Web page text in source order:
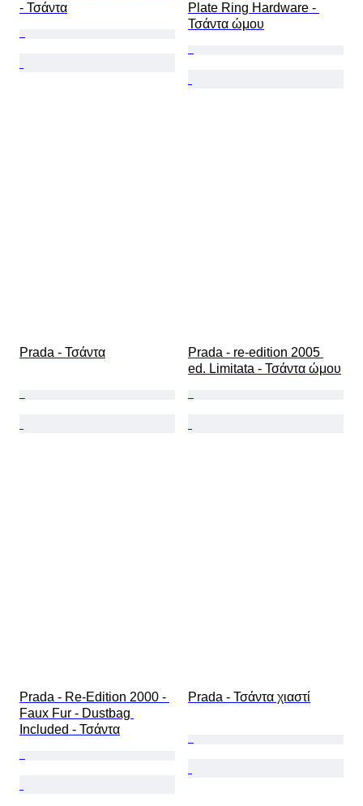
- Τσάντα
Plate Ring Hardware -
Τσάντα ώμου
Prada - Τσάντα
Prada - re-edition 2005
ed. Limitata - Τσάντα ώμου
Prada - Re-Edition 2000 -
Faux Fur - Dustbag
Included - Τσάντα
Prada - Τσάντα χιαστί